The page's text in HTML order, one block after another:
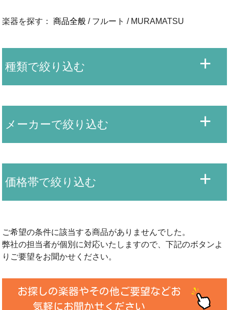
楽器を探す：商品全般/ フルート / MURAMATSU
種類で絞り込む
メーカーで絞り込む
価格帯で絞り込む
ご希望の条件に該当する商品がありませんでした。
弊社の担当者が個別に対応いたしますので、下記のボタンよ
りご要望をお聞かせください。
お探しの楽器やその他ご要望などお
気軽にお聞かせください